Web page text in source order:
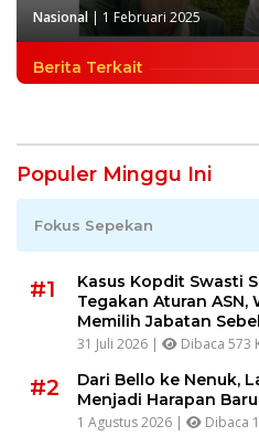
Nasional | 1 Februari 2025
Berita Terkait
Populer Minggu Ini
Fokus Sepekan
#1
Kasus Kopdit Swasti
Tegakan Aturan ASN,
Memilih Jabatan
31 Juli 2026 | Dibaca 573
#2
Dari Bello ke Nenuk,
Menjadi Harapan
1 Agustus 2026 | Dibaca